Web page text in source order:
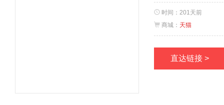
时间： 201天前
商城： 天猫
直达链接 >